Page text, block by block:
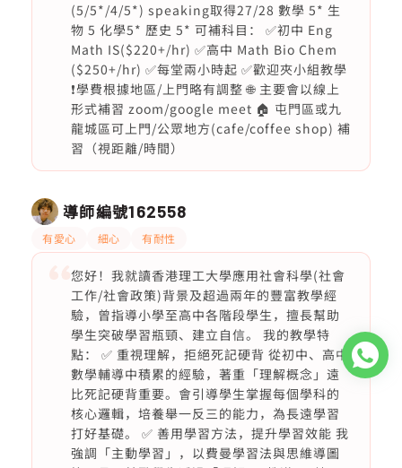
(5/5*/4/5*) speaking取得27/28 數學 5* 生
物 5 化學5* 歷史 5* 可補科目： ✅初中 Eng
Math IS($220+/hr) ✅高中 Math Bio Chem
($250+/hr) ✅每堂兩小時起 ✅歡迎夾小組教學
❗️學費根據地區/上門略有調整 🌐 主要會以線上
形式補習 zoom/google meet 🏠 屯門區或九
龍城區可上門/公眾地方(cafe/coffee shop) 補
習（視距離/時間）
導師編號162558
有愛心 細心 有耐性
您好！我就讀香港理工大學應用社會科學(社會
工作/社會政策)背景及超過兩年的豐富教學經
驗，曾指導小學至高中各階段學生，擅長幫助
學生突破學習瓶頸、建立自信。 我的教學特
點： ✅ 重視理解，拒絕死記硬背 從初中、高中
數學輔導中積累的經驗，著重「理解概念」遠
比死記硬背重要。會引導學生掌握每個學科的
核心邏輯，培養舉一反三的能力，為長遠學習
打好基礎。 ✅ 善用學習方法，提升學習效能 我
強調「主動學習」，以費曼學習法與思維導圖